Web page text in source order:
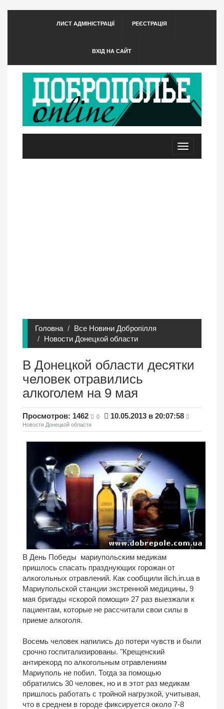
ЛИСТ АДМІНІСТРАЦІЇ РЕЄСТРАЦІЯ
ВХІД НА САЙТ
Toggle
navigation
Головна
Все Новини Добропілля
Новости Донецкой области
В Донецкой области десятки
человек отравились
алкоголем на 9 мая
Просмотров: 1462 0 10.05.2013 в 20:07:58
Новости Донецкой области
В День Победы мариупольским медикам
пришлось спасать празднующих горожан от
алкогольных отравлений. Как сообщили ilich.in.ua в
Мариупольской станции экстренной медицины, 9
мая бригады «скорой помощи» 27 раз выезжали к
пациентам, которые не рассчитали свои силы в
приеме алкоголя.
Восемь человек напились до потери чувств и были
срочно госпитализированы. "Крещенский
антирекорд по алкогольным отравлениям
Мариуполь не побил. Тогда за помощью
обратились 30 человек, но и в этот раз медикам
пришлось работать с тройной нагрузкой, учитывая,
что в среднем в городе фиксируется около 7-8